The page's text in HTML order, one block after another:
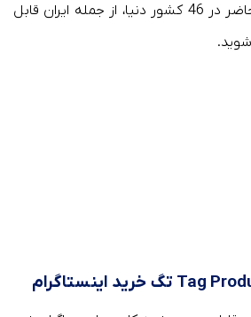
اینستاگرام که در حال حاضر در 46 کشور دنیا، از جمله ایران قابل